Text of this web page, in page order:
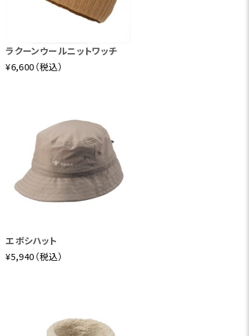
ラクーンウールニットワッチ
¥6,600（税込）
エボシハット
¥5,940（税込）